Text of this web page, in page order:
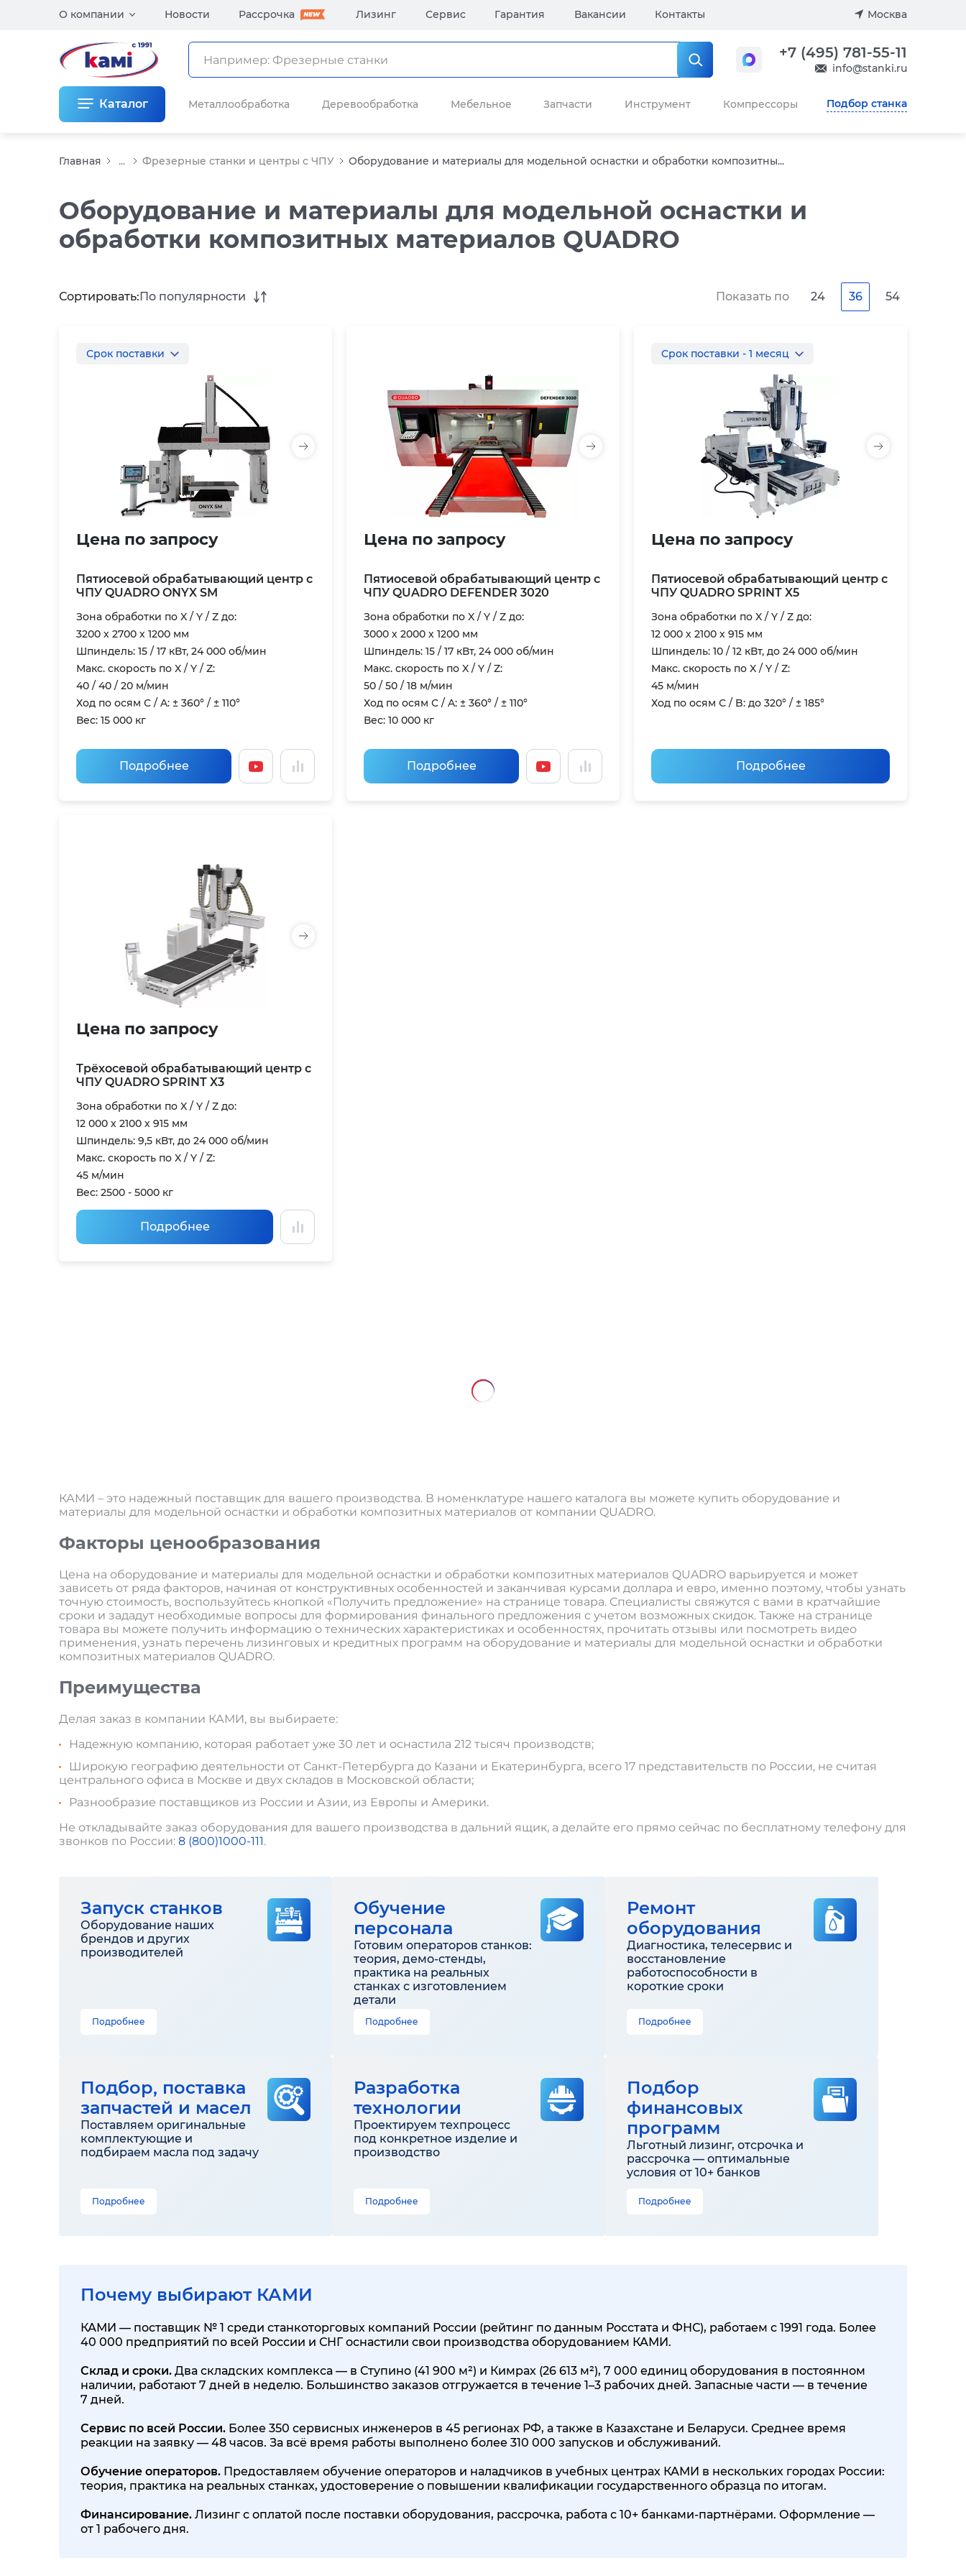
О компании Новости Рассрочка Лизинг Сервис Гарантия Вакансии Контакты Москва
+7 (495) 781-55-11
info@stanki.ru
Каталог Металлообработка Деревообработка Мебельное Запчасти Инструмент Компрессоры Подбор станка
Главная ... Фрезерные станки и центры с ЧПУ Оборудование и материалы для модельной оснастки и обработки композитны...
Оборудование и материалы для модельной оснастки и
обработки композитных материалов QUADRO
Сортировать:По популярности Показать по 24 36 54
Срок поставки
Цена по запросу
Пятиосевой обрабатывающий центр с
ЧПУ QUADRO ONYX SM
Зона обработки по X / Y / Z до:
3200 х 2700 х 1200 мм
Шпиндель: 15 / 17 кВт, 24 000 об/мин
Макс. скорость по X / Y / Z:
40 / 40 / 20 м/мин
Ход по осям С / A: ± 360° / ± 110°
Вес: 15 000 кг
Подробнее
Цена по запросу
Пятиосевой обрабатывающий центр с
ЧПУ QUADRO DEFENDER 3020
Зона обработки по X / Y / Z до:
3000 х 2000 х 1200 мм
Шпиндель: 15 / 17 кВт, 24 000 об/мин
Макс. скорость по X / Y / Z:
50 / 50 / 18 м/мин
Ход по осям С / A: ± 360° / ± 110°
Вес: 10 000 кг
Подробнее
Cрок поставки - 1 месяц
Цена по запросу
Пятиосевой обрабатывающий центр с
ЧПУ QUADRO SPRINT X5
Зона обработки по X / Y / Z до:
12 000 х 2100 х 915 мм
Шпиндель: 10 / 12 кВт, до 24 000 об/мин
Макс. скорость по X / Y / Z:
45 м/мин
Ход по осям С / B: до 320° / ± 185°
Подробнее
Цена по запросу
Трёхосевой обрабатывающий центр с
ЧПУ QUADRO SPRINT X3
Зона обработки по X / Y / Z до:
12 000 х 2100 х 915 мм
Шпиндель: 9,5 кВт, до 24 000 об/мин
Макс. скорость по X / Y / Z:
45 м/мин
Вес: 2500 - 5000 кг
Подробнее
КАМИ – это надежный поставщик для вашего производства. В номенклатуре нашего каталога вы можете купить оборудование и
материалы для модельной оснастки и обработки композитных материалов от компании QUADRO.
Факторы ценообразования
Цена на оборудование и материалы для модельной оснастки и обработки композитных материалов QUADRO варьируется и может
зависеть от ряда факторов, начиная от конструктивных особенностей и заканчивая курсами доллара и евро, именно поэтому, чтобы узнать
точную стоимость, воспользуйтесь кнопкой «Получить предложение» на странице товара. Специалисты свяжутся с вами в кратчайшие
сроки и зададут необходимые вопросы для формирования финального предложения с учетом возможных скидок. Также на странице
товара вы можете получить информацию о технических характеристиках и особенностях, прочитать отзывы или посмотреть видео
применения, узнать перечень лизинговых и кредитных программ на оборудование и материалы для модельной оснастки и обработки
композитных материалов QUADRO.
Преимущества
Делая заказ в компании КАМИ, вы выбираете:
Надежную компанию, которая работает уже 30 лет и оснастила 212 тысяч производств;
Широкую географию деятельности от Санкт-Петербурга до Казани и Екатеринбурга, всего 17 представительств по России, не считая
центрального офиса в Москве и двух складов в Московской области;
Разнообразие поставщиков из России и Азии, из Европы и Америки.
Не откладывайте заказ оборудования для вашего производства в дальний ящик, а делайте его прямо сейчас по бесплатному телефону для
звонков по России: 8 (800)1000-111.
Запуск станков
Оборудование наших
брендов и других
производителей
Подробнее
Обучение
персонала
Готовим операторов станков:
теория, демо-стенды,
практика на реальных
станках с изготовлением
детали
Подробнее
Ремонт
оборудования
Диагностика, телесервис и
восстановление
работоспособности в
короткие сроки
Подробнее
Подбор, поставка
запчастей и масел
Поставляем оригинальные
комплектующие и
подбираем масла под задачу
Подробнее
Разработка
технологии
Проектируем техпроцесс
под конкретное изделие и
производство
Подробнее
Подбор
финансовых
программ
Льготный лизинг, отсрочка и
рассрочка — оптимальные
условия от 10+ банков
Подробнее
Почему выбирают КАМИ
КАМИ — поставщик № 1 среди станкоторговых компаний России (рейтинг по данным Росстата и ФНС), работаем с 1991 года. Более
40 000 предприятий по всей России и СНГ оснастили свои производства оборудованием КАМИ.
Склад и сроки. Два складских комплекса — в Ступино (41 900 м²) и Кимрах (26 613 м²), 7 000 единиц оборудования в постоянном
наличии, работают 7 дней в неделю. Большинство заказов отгружается в течение 1–3 рабочих дней. Запасные части — в течение
7 дней.
Сервис по всей России. Более 350 сервисных инженеров в 45 регионах РФ, а также в Казахстане и Беларуси. Среднее время
реакции на заявку — 48 часов. За всё время работы выполнено более 310 000 запусков и обслуживаний.
Обучение операторов. Предоставляем обучение операторов и наладчиков в учебных центрах КАМИ в нескольких городах России:
теория, практика на реальных станках, удостоверение о повышении квалификации государственного образца по итогам.
Финансирование. Лизинг с оплатой после поставки оборудования, рассрочка, работа с 10+ банками-партнёрами. Оформление —
от 1 рабочего дня.